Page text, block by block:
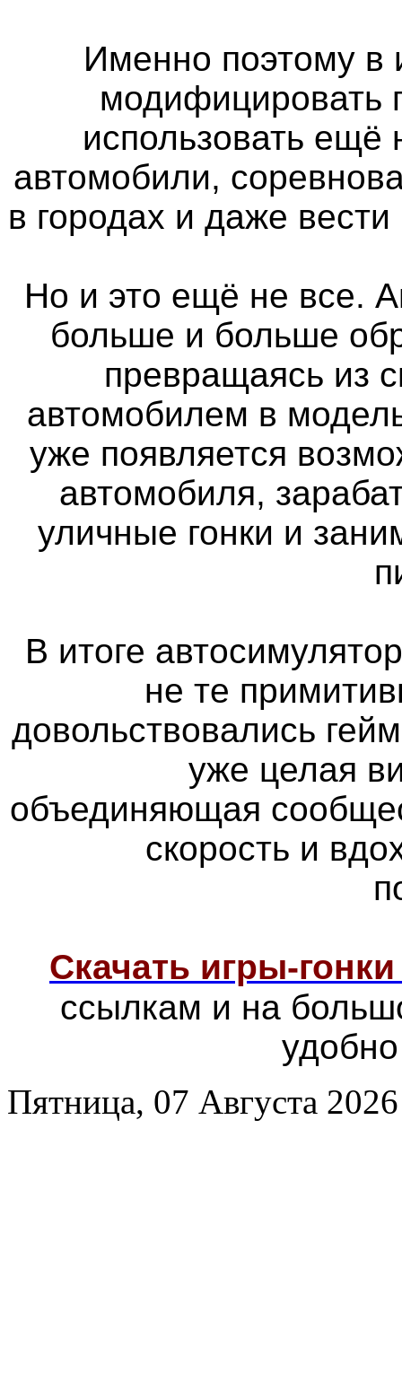
Именно поэтому в
модифицировать
использовать
автомобили,
в городах и даже
Но и это ещё не все.
больше и больше
превращаясь из
автомобилем в
уже появляется
автомобиля,
уличные гонки и
В итоге
не те
довольствовались
уже целая
объединяющая
скорость и
Скачать игры-
ссылкам и на
Пятница, 07 Августа 2026